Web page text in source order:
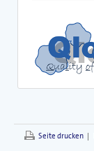
Seite drucken |